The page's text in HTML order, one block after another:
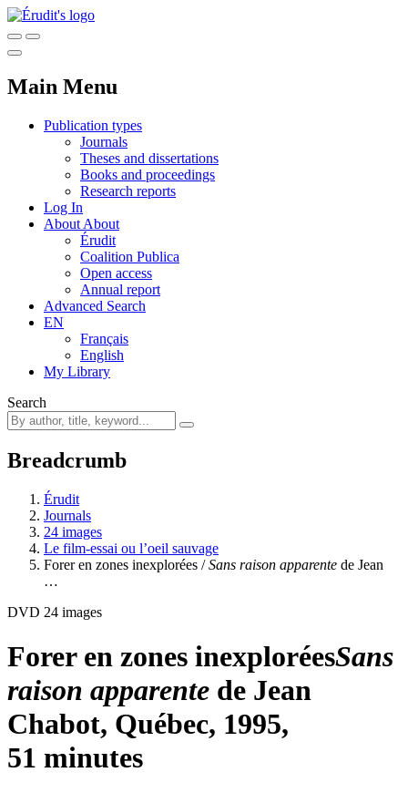
Main Menu
Publication types
Journals
Theses and dissertations
Books and proceedings
Research reports
Log In
About About
Érudit
Coalition Publica
Open access
Annual report
Advanced Search
EN
Français
English
My Library
Search
Breadcrumb
Érudit
Journals
24 images
Le film-essai ou l’oeil sauvage
Forer en zones inexplorées /Sans raison apparente de Jean
…
DVD 24 images
Forer en zones inexploréesSans
raison apparente de Jean
Chabot, Québec, 1995,
51 minutes